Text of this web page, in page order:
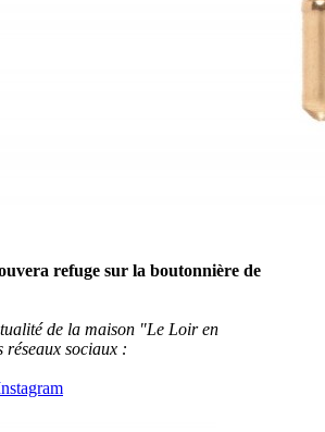
refuge sur la boutonnière de
de la maison "Le Loir en
sociaux :